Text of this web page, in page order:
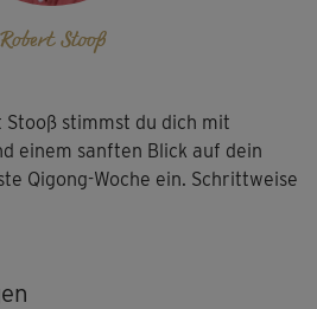
stimmst du dich mit
einem sanften Blick auf dein
Qigong-Woche ein. Schrittweise
und Wirbelsegmente in
mehr über die Wirkung der
Robert Stooß